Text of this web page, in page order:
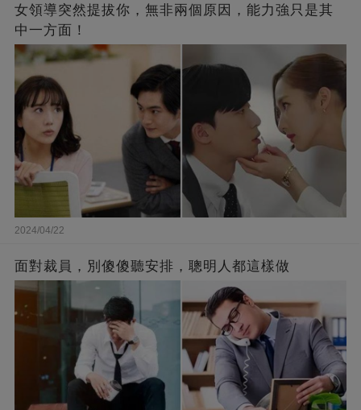
女領導突然提拔你，無非兩個原因，能力強只是其
中一方面！
2024/04/22
面對裁員，別傻傻聽安排，聰明人都這樣做